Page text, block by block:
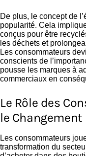
De plus, le concept de
popularité. Cela
conçus pour être
les déchets et
Les consommateurs
conscients de
pousse les marques à
commerciaux en
Le Rôle des
le Changement
Les consommateurs
transformation du